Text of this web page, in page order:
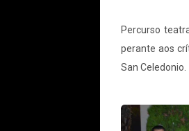
Percurso
perante aos
San Celedonio.